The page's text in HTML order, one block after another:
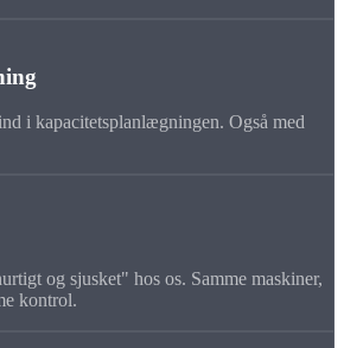
i kapacitetsplanlægningen. Også med
og sjusket" hos os. Samme maskiner,
kontrol.